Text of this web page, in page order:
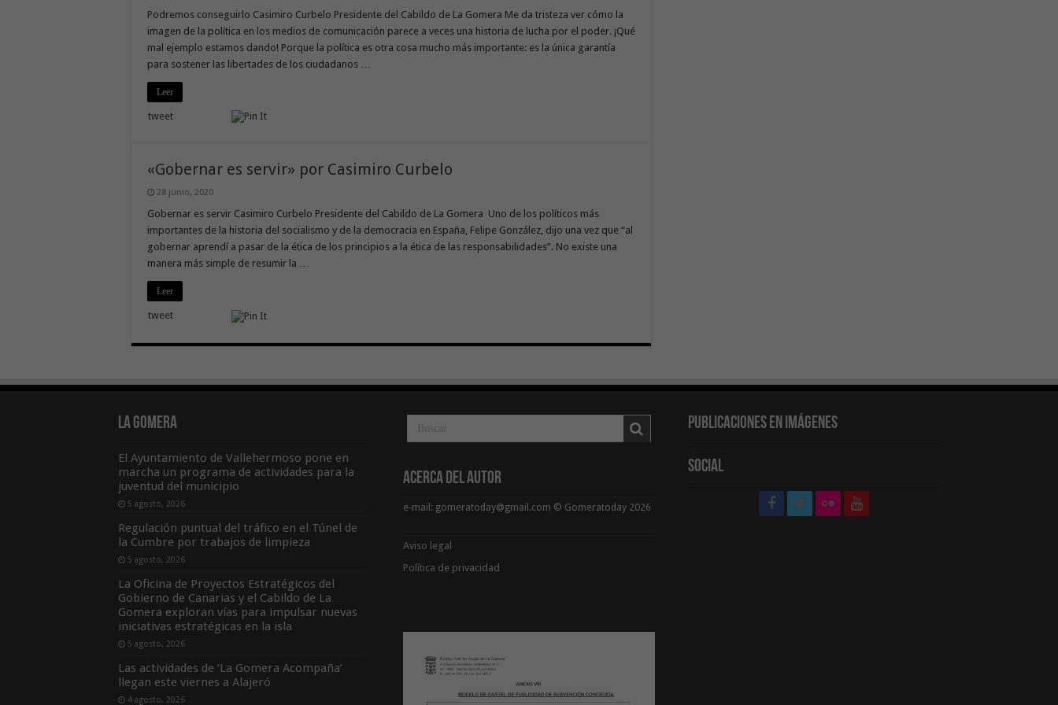
Podremos conseguirlo Casimiro Curbelo Presidente del Cabildo de La Gomera Me da tristeza ver cómo la
imagen de la política en los medios de comunicación parece a veces una historia de lucha por el poder. ¡Qué
mal ejemplo estamos dando! Porque la política es otra cosa mucho más importante: es la única garantía
para sostener las libertades de los ciudadanos …
Leer
tweet
«Gobernar es servir» por Casimiro Curbelo
28 junio, 2020
Gobernar es servir Casimiro Curbelo Presidente del Cabildo de La Gomera Uno de los políticos más
importantes de la historia del socialismo y de la democracia en España, Felipe González, dijo una vez que “al
gobernar aprendí a pasar de la ética de los principios a la ética de las responsabilidades”. No existe una
manera más simple de resumir la …
Leer
tweet
La Gomera
El Ayuntamiento de Vallehermoso pone en
marcha un programa de actividades para la
juventud del municipio
5 agosto, 2026
Regulación puntual del tráfico en el Túnel de
la Cumbre por trabajos de limpieza
5 agosto, 2026
La Oficina de Proyectos Estratégicos del
Gobierno de Canarias y el Cabildo de La
Gomera exploran vías para impulsar nuevas
iniciativas estratégicas en la isla
5 agosto, 2026
Las actividades de ‘La Gomera Acompaña’
llegan este viernes a Alajeró
4 agosto, 2026
Acerca del Autor
e-mail: gomeratoday@gmail.com © Gomeratoday 2026
Aviso legal
Política de privacidad
Publicaciones en Imágenes
Social